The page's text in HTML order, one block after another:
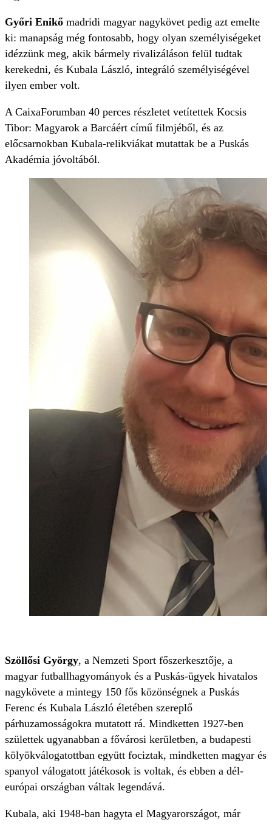
Győri Enikő madridi magyar nagykövet pedig azt emelte
ki: manapság még fontosabb, hogy olyan személyiségeket
idézzünk meg, akik bármely rivalizáláson felül tudtak
kerekedni, és Kubala László, integráló személyiségével
ilyen ember volt.
A CaixaForumban 40 perces részletet vetítettek Kocsis
Tibor: Magyarok a Barcáért című filmjéből, és az
előcsarnokban Kubala-relikviákat mutattak be a Puskás
Akadémia jóvoltából.
Szöllősi György, a Nemzeti Sport főszerkesztője, a
magyar futballhagyományok és a Puskás-ügyek hivatalos
nagykövete a mintegy 150 fős közönségnek a Puskás
Ferenc és Kubala László életében szereplő
párhuzamosságokra mutatott rá. Mindketten 1927-ben
születtek ugyanabban a fővárosi kerületben, a budapesti
kölyökválogatottban együtt fociztak, mindketten magyar és
spanyol válogatott játékosok is voltak, és ebben a dél-
európai országban váltak legendává.
Kubala, aki 1948-ban hagyta el Magyarországot, már